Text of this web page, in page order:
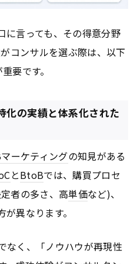
に言っても、その得意分野
コンサルを選ぶ際は、以下
要です。
の実績と体系化された
マーケティングの知見がある
とBtoBでは、購買プロセ
者の多さ、高単価など)、
異なります。
なく、「ノウハウが再現性